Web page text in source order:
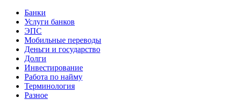
Банки
Услуги банков
ЭПС
Мобильные переводы
Деньги и государство
Долги
Инвестирование
Работа по найму
Терминология
Разное